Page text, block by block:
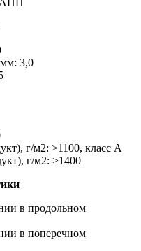
АПП
3,0
г/м2: >1100, класс А
г/м2: >1400
в продольном
в поперечном